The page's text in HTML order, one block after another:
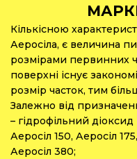
Кількісною
Аеросіла, є величина
розмірами первинних
поверхні існує
розмір часток, тим
Залежно від
– гідрофільний
Аеросіл 150, Аеросіл
Аеросіл 380;